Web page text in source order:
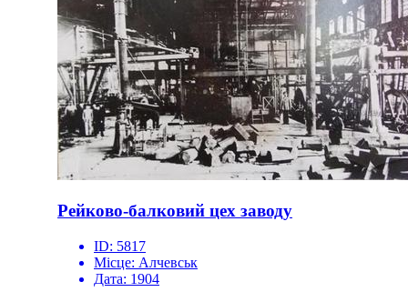
Рейково-балковий цех заводу
ID: 5817
Місце: Алчевськ
Дата: 1904